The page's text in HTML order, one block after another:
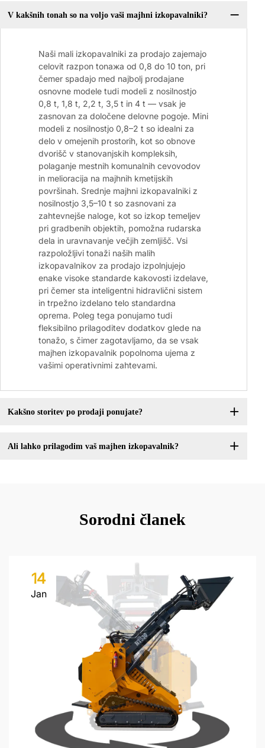
V kakšnih tonah so na voljo vaši majhni izkopavalniki?
Naši mali izkopavalniki za prodajo zajemajo
celovit razpon tonажa od 0,8 do 10 ton, pri
čemer spadajo med najbolj prodajane
osnovne modele tudi modeli z nosilnostjo
0,8 t, 1,8 t, 2,2 t, 3,5 t in 4 t — vsak je
zasnovan za določene delovne pogoje. Mini
modeli z nosilnostjo 0,8–2 t so idealni za
delo v omejenih prostorih, kot so obnove
dvorišč v stanovanjskih kompleksih,
polaganje mestnih komunalnih cevovodov
in melioracija na majhnih kmetijskih
površinah. Srednje majhni izkopavalniki z
nosilnostjo 3,5–10 t so zasnovani za
zahtevnejše naloge, kot so izkop temeljev
pri gradbenih objektih, pomožna rudarska
dela in uravnavanje večjih zemljišč. Vsi
razpoložljivi tonaži naših malih
izkopavalnikov za prodajo izpolnjujejo
enake visoke standarde kakovosti izdelave,
pri čemer sta inteligentni hidravlični sistem
in trpežno izdelano telo standardna
oprema. Poleg tega ponujamo tudi
fleksibilno prilagoditev dodatkov glede na
tonažo, s čimer zagotavljamo, da se vsak
majhen izkopavalnik popolnoma ujema z
vašimi operativnimi zahtevami.
Kakšno storitev po prodaji ponujate?
Ali lahko prilagodim vaš majhen izkopavalnik?
Sorodni članek
14
Jan